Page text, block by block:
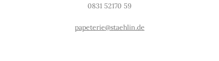
0831 52170 59
papeterie@staehlin.de